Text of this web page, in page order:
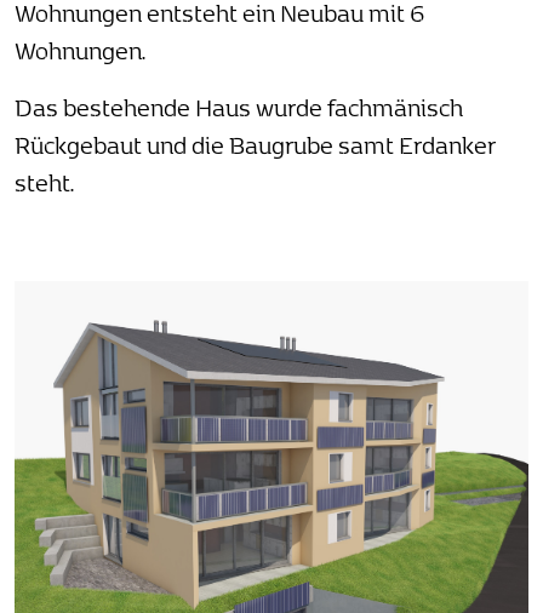
Wohnungen entsteht ein Neubau mit 6
Wohnungen.
Das bestehende Haus wurde fachmänisch
Rückgebaut und die Baugrube samt Erdanker
steht.